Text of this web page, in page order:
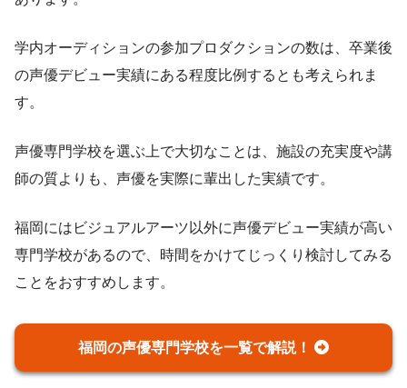
学内オーディションの参加プロダクションの数は、卒業後
の声優デビュー実績にある程度比例するとも考えられま
す。
声優専門学校を選ぶ上で大切なことは、施設の充実度や講
師の質よりも、声優を実際に輩出した実績です。
福岡にはビジュアルアーツ以外に声優デビュー実績が高い
専門学校があるので、時間をかけてじっくり検討してみる
ことをおすすめします。
福岡の声優専門学校を一覧で解説！